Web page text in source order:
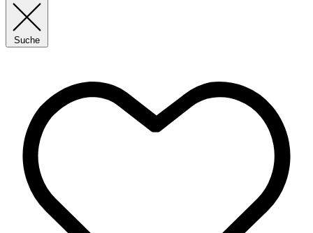
Suche